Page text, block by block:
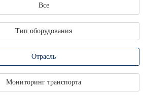
Все
Тип оборудования
Отрасль
Мониторинг транспорта